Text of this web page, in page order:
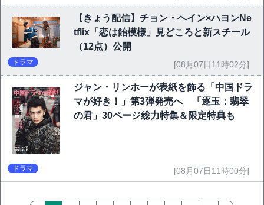
【きょう配信】チョン・ヘイン×ハヨンNe
tflix「恋は飴模様」見どころと新スチール
（12点）公開
ドラマ [08月07日11時02分]
ジャン・リンホーが表紙を飾る「中国ドラ
マが好き！」第3弾発売へ 「逐玉：翡翠
の君」30ページ総力特集＆限定特典も
ドラマ [08月07日11時00分]